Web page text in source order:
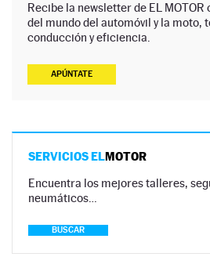
Recibe la newsletter de EL
del mundo del automóvil y la moto,
conducción y eficiencia.
APÚNTATE
SERVICIOS ELMOTOR
Encuentra los mejores talleres,
neumáticos…
BUSCAR